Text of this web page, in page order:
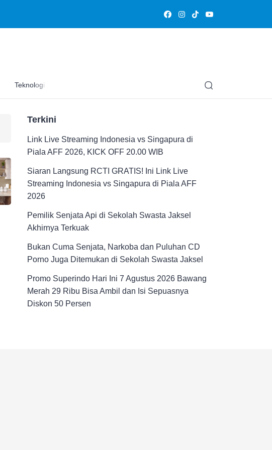
Teknologi Edukasi
Terkini
Link Live Streaming Indonesia vs Singapura di
Piala AFF 2026, KICK OFF 20.00 WIB
Siaran Langsung RCTI GRATIS! Ini Link Live
Streaming Indonesia vs Singapura di Piala AFF
2026
Pemilik Senjata Api di Sekolah Swasta Jaksel
Akhirnya Terkuak
Bukan Cuma Senjata, Narkoba dan Puluhan CD
Porno Juga Ditemukan di Sekolah Swasta Jaksel
Promo Superindo Hari Ini 7 Agustus 2026 Bawang
Merah 29 Ribu Bisa Ambil dan Isi Sepuasnya
Diskon 50 Persen